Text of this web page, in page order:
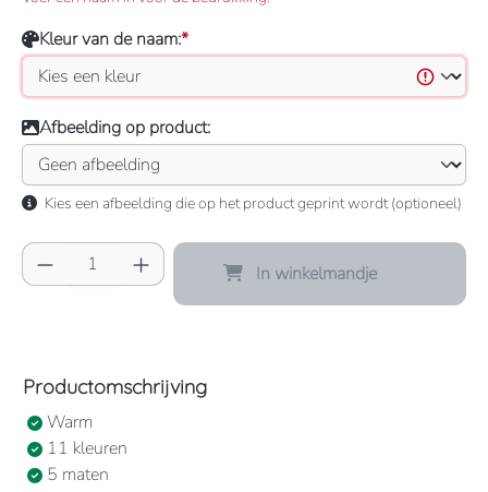
Kleur van de naam:*
Afbeelding op product:
Kies een afbeelding die op het product geprint wordt (optioneel)
Producthoeveelheid: Voer de gewenste
In winkelmandje
Productomschrijving
Warm
11 kleuren
5 maten